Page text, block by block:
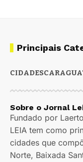
Principais
CIDADES
Sobre o Jornal
Fundado por
LEIA tem como
cidades que
Norte, Baixada